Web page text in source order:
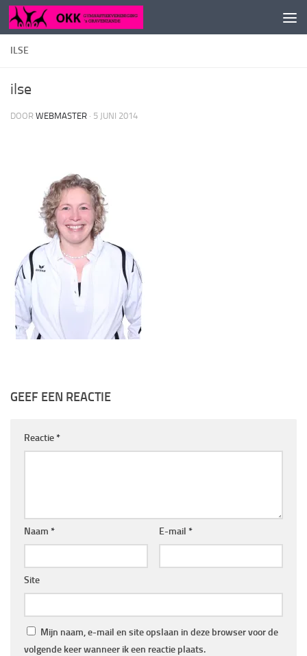
Doorgaan naar inhoud
ILSE
ilse
DOOR WEBMASTER · 5 JUNI 2014
GEEF EEN REACTIE
Reactie*
Naam * E-mail *
Site
Mijn naam, e-mail en site opslaan in deze browser voor de
volgende keer wanneer ik een reactie plaats.